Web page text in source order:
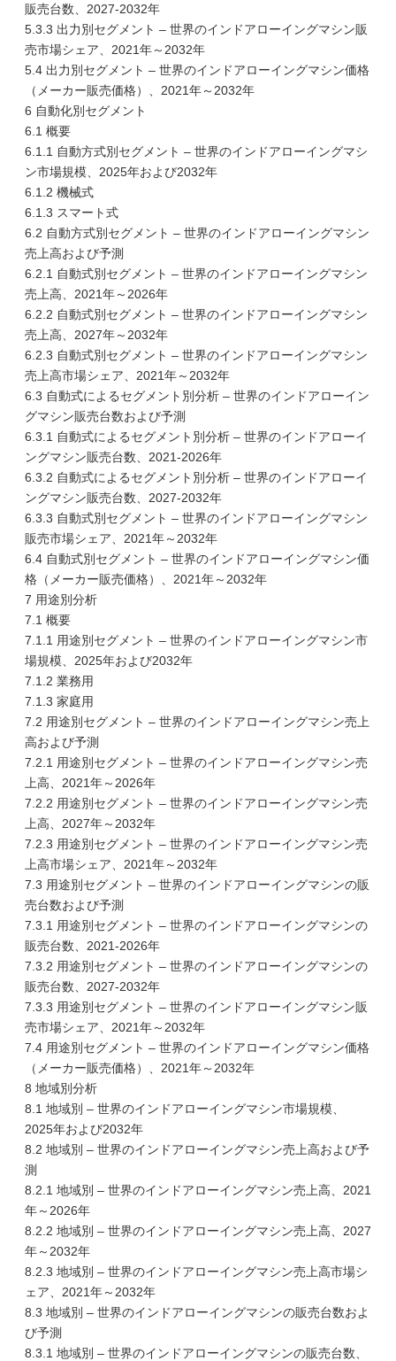
販売台数、2027-2032年
5.3.3 出力別セグメント – 世界のインドアローイングマシン販
売市場シェア、2021年～2032年
5.4 出力別セグメント – 世界のインドアローイングマシン価格
（メーカー販売価格）、2021年～2032年
6 自動化別セグメント
6.1 概要
6.1.1 自動方式別セグメント – 世界のインドアローイングマシ
ン市場規模、2025年および2032年
6.1.2 機械式
6.1.3 スマート式
6.2 自動方式別セグメント – 世界のインドアローイングマシン
売上高および予測
6.2.1 自動式別セグメント – 世界のインドアローイングマシン
売上高、2021年～2026年
6.2.2 自動式別セグメント – 世界のインドアローイングマシン
売上高、2027年～2032年
6.2.3 自動式別セグメント – 世界のインドアローイングマシン
売上高市場シェア、2021年～2032年
6.3 自動式によるセグメント別分析 – 世界のインドアローイン
グマシン販売台数および予測
6.3.1 自動式によるセグメント別分析 – 世界のインドアローイ
ングマシン販売台数、2021-2026年
6.3.2 自動式によるセグメント別分析 – 世界のインドアローイ
ングマシン販売台数、2027-2032年
6.3.3 自動式別セグメント – 世界のインドアローイングマシン
販売市場シェア、2021年～2032年
6.4 自動式別セグメント – 世界のインドアローイングマシン価
格（メーカー販売価格）、2021年～2032年
7 用途別分析
7.1 概要
7.1.1 用途別セグメント – 世界のインドアローイングマシン市
場規模、2025年および2032年
7.1.2 業務用
7.1.3 家庭用
7.2 用途別セグメント – 世界のインドアローイングマシン売上
高および予測
7.2.1 用途別セグメント – 世界のインドアローイングマシン売
上高、2021年～2026年
7.2.2 用途別セグメント – 世界のインドアローイングマシン売
上高、2027年～2032年
7.2.3 用途別セグメント – 世界のインドアローイングマシン売
上高市場シェア、2021年～2032年
7.3 用途別セグメント – 世界のインドアローイングマシンの販
売台数および予測
7.3.1 用途別セグメント – 世界のインドアローイングマシンの
販売台数、2021-2026年
7.3.2 用途別セグメント – 世界のインドアローイングマシンの
販売台数、2027-2032年
7.3.3 用途別セグメント – 世界のインドアローイングマシン販
売市場シェア、2021年～2032年
7.4 用途別セグメント – 世界のインドアローイングマシン価格
（メーカー販売価格）、2021年～2032年
8 地域別分析
8.1 地域別 – 世界のインドアローイングマシン市場規模、
2025年および2032年
8.2 地域別 – 世界のインドアローイングマシン売上高および予
測
8.2.1 地域別 – 世界のインドアローイングマシン売上高、2021
年～2026年
8.2.2 地域別 – 世界のインドアローイングマシン売上高、2027
年～2032年
8.2.3 地域別 – 世界のインドアローイングマシン売上高市場シ
ェア、2021年～2032年
8.3 地域別 – 世界のインドアローイングマシンの販売台数およ
び予測
8.3.1 地域別 – 世界のインドアローイングマシンの販売台数、